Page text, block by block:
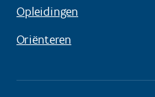
Opleidingen
Oriënteren